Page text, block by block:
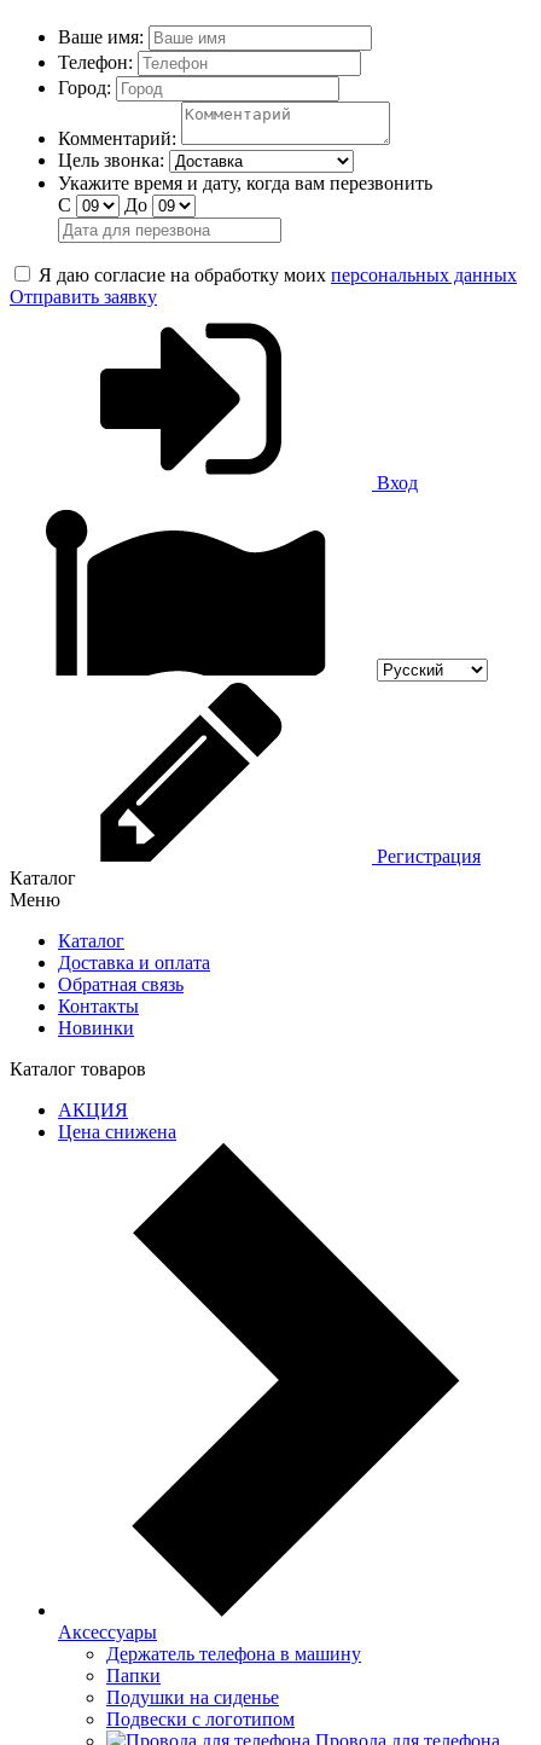
Ваше имя:
Телефон:
Город:
Комментарий:
Цель звонка:
Укажите время и дату, когда вам перезвонить
С
До
Я даю согласие на обработку моих персональных данных
Отправить заявку
Вход
Регистрация
Каталог
Меню
Каталог
Доставка и оплата
Обратная связь
Контакты
Новинки
Каталог товаров
АКЦИЯ
Цена снижена
Аксессуары
Держатель телефона в машину
Папки
Подушки на сиденье
Подвески с логотипом
Провода для телефона